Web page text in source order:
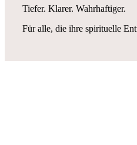
Tiefer. Klarer. Wahrhaftiger.
Für alle, die ihre spirituelle